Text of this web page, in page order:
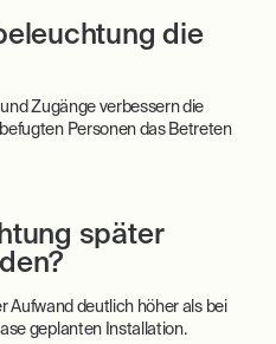
die
Zugänge verbessern die
Personen das Betreten
später
Aufwand deutlich höher als bei
geplanten Installation.